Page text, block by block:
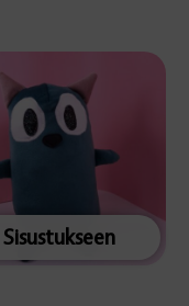
Sisustukseen